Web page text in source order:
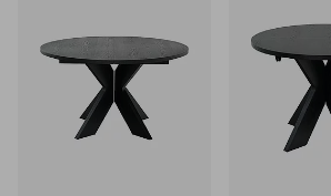
favoriter